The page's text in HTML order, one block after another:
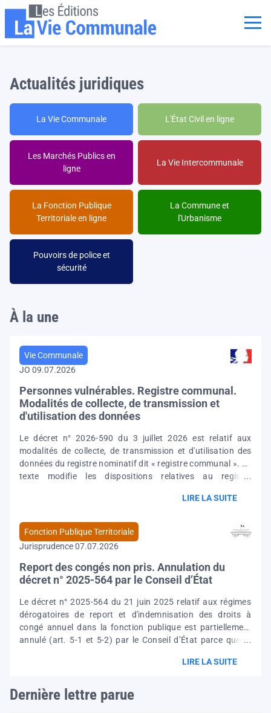
Aller au contenu principal
Actualités juridiques
La Vie Communale L'État Civil en ligne
Les Marchés Publics en
ligne
La Vie Intercommunale
La Fonction Publique
Territoriale en ligne
La Commune et
l'Urbanisme
Pouvoirs de police et
sécurité
À la une
Vie Communale
JO 09.07.2026
Personnes vulnérables. Registre communal.
Modalités de collecte, de transmission et
d'utilisation des données
Le décret n° 2026-590 du 3 juillet 2026 est relatif aux
modalités de collecte, de transmission et d'utilisation des
données du registre nominatif dit « registre communal ». Le
texte modifie les dispositions relatives au registre
n° 2024-317 du 8 avril 2024 portant mesures pour bâtir la
juridique du registre communal, en adaptant notamment
les caractéristiques essentielles des traitements de
données à caractère personnel mis en œuvre pour la tenue
du registre. Il précise les nouvelles finalités du registre
communal
LIRE LA SUITE
Fonction Publique Territoriale
Jurisprudence 07.07.2026
Report des congés non pris. Annulation du
décret n° 2025-564 par le Conseil d’État
Le décret n° 2025-564 du 21 juin 2025 relatif aux régimes
dérogatoires de report et d'indemnisation des droits à
congé annuel dans la fonction publique est partiellement
annulé (art. 5-1 et 5-2) par le Conseil d’État parce que : -
sur le nombre de jours de congé dont il dispose et sur la
- n’est pas prévu non plus le droit au report des congés
annuels non pris lorsque le fonctionnaire a été empêché,
LIRE LA SUITE
Dernière lettre parue
Panneau de gestion des cookies